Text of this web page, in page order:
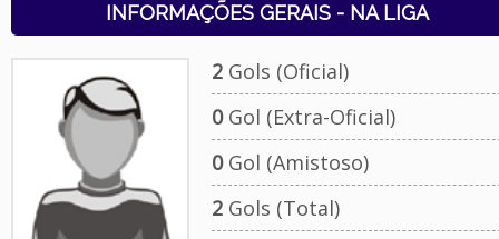
INFORMAÇÕES GERAIS - NA LIGA
2Gols (Oficial)
0Gol (Extra-Oficial)
0Gol (Amistoso)
2Gols (Total)